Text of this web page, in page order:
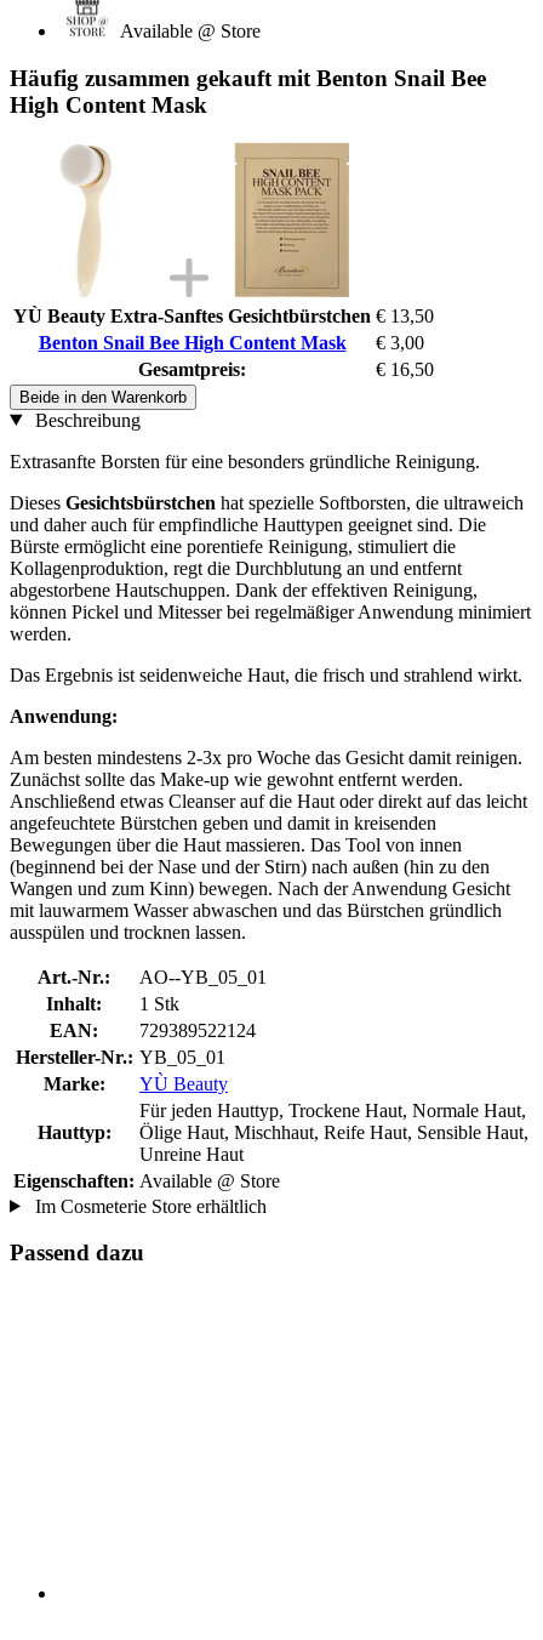
Available @ Store
Häufig zusammen gekauft mit Benton Snail Bee
High Content Mask
YÙ Beauty Extra-Sanftes Gesichtbürstchen € 13,50
Benton Snail Bee High Content Mask
€ 3,00
Gesamtpreis:
€ 16,50
Beide in den Warenkorb
Beschreibung
Extrasanfte Borsten für eine besonders gründliche Reinigung.
Dieses Gesichtsbürstchen hat spezielle Softborsten, die ultraweich
und daher auch für empfindliche Hauttypen geeignet sind. Die
Bürste ermöglicht eine porentiefe Reinigung, stimuliert die
Kollagenproduktion, regt die Durchblutung an und entfernt
abgestorbene Hautschuppen. Dank der effektiven Reinigung,
können Pickel und Mitesser bei regelmäßiger Anwendung minimiert
werden.
Das Ergebnis ist seidenweiche Haut, die frisch und strahlend wirkt.
Anwendung:
Am besten mindestens 2-3x pro Woche das Gesicht damit reinigen.
Zunächst sollte das Make-up wie gewohnt entfernt werden.
Anschließend etwas Cleanser auf die Haut oder direkt auf das leicht
angefeuchtete Bürstchen geben und damit in kreisenden
Bewegungen über die Haut massieren. Das Tool von innen
(beginnend bei der Nase und der Stirn) nach außen (hin zu den
Wangen und zum Kinn) bewegen. Nach der Anwendung Gesicht
mit lauwarmem Wasser abwaschen und das Bürstchen gründlich
ausspülen und trocknen lassen.
Art.-Nr.:
AO--YB_05_01
Inhalt:
1 Stk
EAN:
729389522124
Hersteller-Nr.: YB_05_01
Marke:
YÙ Beauty
Hauttyp:
Für jeden Hauttyp, Trockene Haut, Normale Haut,
Ölige Haut, Mischhaut, Reife Haut, Sensible Haut,
Unreine Haut
Eigenschaften: Available @ Store
Im Cosmeterie Store erhältlich
Passend dazu